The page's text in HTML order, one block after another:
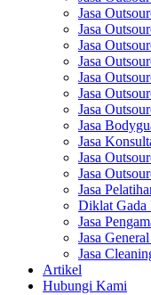
Jasa
Jasa
Jasa
Jasa
Jasa
Jasa
Jasa
Jasa
Jasa
Jasa
Jasa
Jasa
Diklat Gada
Jasa
Jasa
Jasa
Artikel
Hubungi Kami